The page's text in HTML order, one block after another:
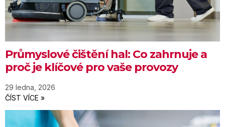
Průmyslové čištění hal: Co zahrnuje a
proč je klíčové pro vaše provozy
29 ledna, 2026
ČÍST VÍCE »